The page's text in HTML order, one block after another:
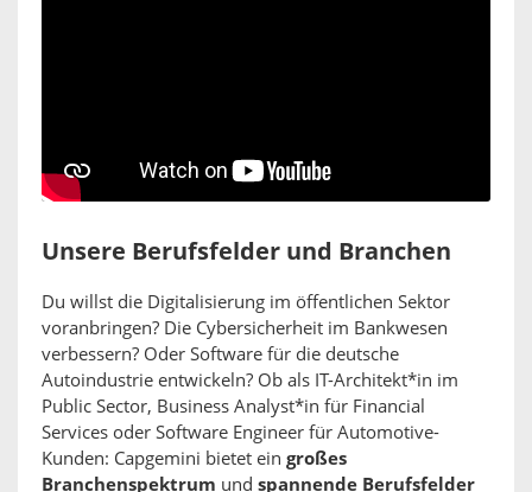
Unsere Berufsfelder und Branchen
Du willst die Digitalisierung im öffentlichen Sektor
voranbringen? Die Cybersicherheit im Bankwesen
verbessern? Oder Software für die deutsche
Autoindustrie entwickeln? Ob als IT-Architekt*in im
Public Sector, Business Analyst*in für Financial
Services oder Software Engineer für Automotive-
Kunden: Capgemini bietet ein großes
Branchenspektrum und spannende Berufsfelder